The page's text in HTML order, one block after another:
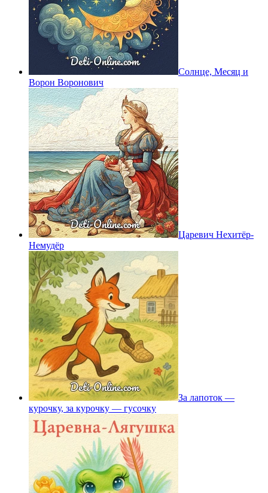
Солнце, Месяц и
Ворон Воронович
Царевич Нехитёр-
Немудёр
За лапоток —
курочку, за курочку — гусочку